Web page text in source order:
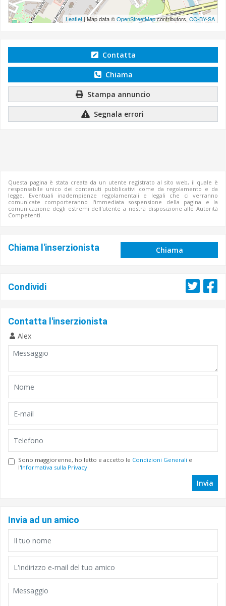
Leaflet | Map data ©OpenStreetMapcontributors, CC-BY-SA
Contatta
Chiama
Stampa annuncio
Segnala errori
Questa pagina è stata creata da un utente registrato al sito web, il quale è
responsabile unico dei contenuti pubblicativi come da regolamento e da
legge. Eventuali inadempienze regolamentali e legali che ci verranno
comunicate comporteranno l'immediata sospensione della pagina e la
comunicazione degli estremi dell'utente a nostra disposizione alle Autorità
Competenti.
Chiama l'inserzionista Chiama
Condividi
Contatta l'inserzionista
Alex
Sono maggiorenne, ho letto e accetto le Condizioni Generali e
l'Informativa sulla Privacy
Invia
Invia ad un amico